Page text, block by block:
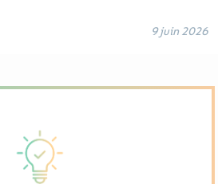
9 juin 2026